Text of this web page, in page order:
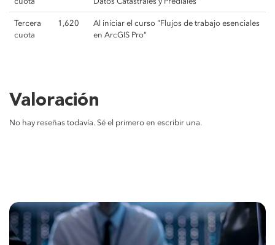
Tercera
cuota
1,620
Al iniciar el curso "Flujos de trabajo esenciales
en ArcGIS Pro"
Valoración
No hay reseñas todavía. Sé el primero en escribir una.